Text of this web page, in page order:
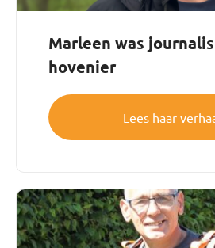
Marleen was
hovenier
Lees haar